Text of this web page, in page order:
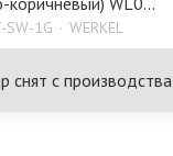
SW-1G WERKEL
снят с производства